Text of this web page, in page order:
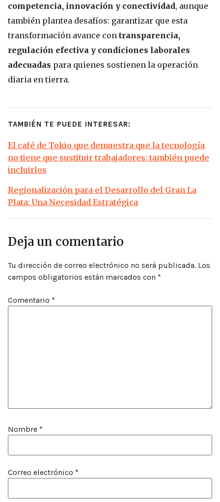
competencia, innovación y conectividad, aunque
también plantea desafíos: garantizar que esta
transformación avance con transparencia,
regulación efectiva y condiciones laborales
adecuadas para quienes sostienen la operación
diaria en tierra.
TAMBIÉN TE PUEDE INTERESAR:
El café de Tokio que demuestra que la tecnología
no tiene que sustituir trabajadores: también puede
incluirlos
Regionalización para el Desarrollo del Gran La
Plata: Una Necesidad Estratégica
Deja un comentario
Tu dirección de correo electrónico no será publicada. Los
campos obligatorios están marcados con *
Comentario *
Nombre *
Correo electrónico *